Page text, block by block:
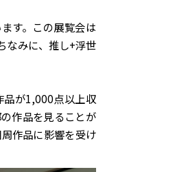
す。この展覧会は
なみに、推し+浮世
品が1,000点以上収
作品を見ることが
作品に影響を受け